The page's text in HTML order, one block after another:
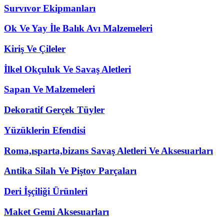
Survıvor Ekipmanları
Ok Ve Yay İle Balık Avı Malzemeleri
Kiriş Ve Çileler
İlkel Okçuluk Ve Savaş Aletleri
Sapan Ve Malzemeleri
Dekoratif Gerçek Tüyler
Yüzüklerin Efendisi
Roma,ısparta,bizans Savaş Aletleri Ve Aksesuarları
Antika Silah Ve Piştov Parçaları
Deri İşçiliği Ürünleri
Maket Gemi Aksesuarları